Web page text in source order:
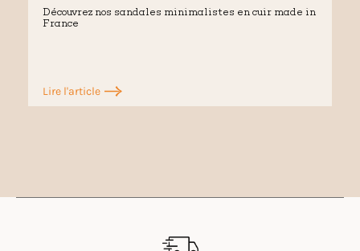
Découvrez nos sandales minimalistes en cuir made in
France
Lire l'article